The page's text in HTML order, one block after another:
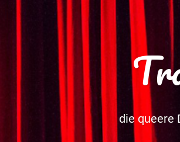
die queere